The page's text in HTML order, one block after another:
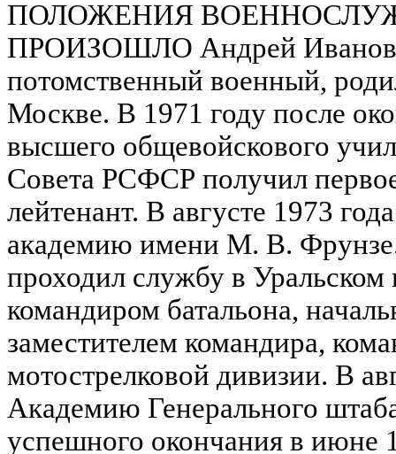
ПОЛОЖЕНИЯ
ПРОИЗОШЛО Андрей
потомственный военный,
Москве. В 1971 году после
высшего общевойскового
Совета РСФСР получил
лейтенант. В августе 1973
академию имени М. В.
проходил службу в Уральском
командиром батальона,
заместителем командира,
мотострелковой дивизии. В
Академию Генерального
успешного окончания в июне